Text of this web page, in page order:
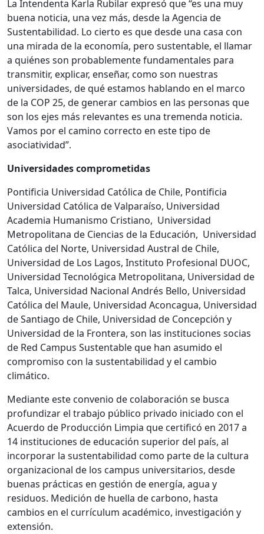
La Intendenta Karla Rubilar expresó que “es una muy
buena noticia, una vez más, desde la Agencia de
Sustentabilidad. Lo cierto es que desde una casa con
una mirada de la economía, pero sustentable, el llamar
a quiénes son probablemente fundamentales para
transmitir, explicar, enseñar, como son nuestras
universidades, de qué estamos hablando en el marco
de la COP 25, de generar cambios en las personas que
son los ejes más relevantes es una tremenda noticia.
Vamos por el camino correcto en este tipo de
asociatividad”.
Universidades comprometidas
Pontificia Universidad Católica de Chile, Pontificia
Universidad Católica de Valparaíso, Universidad
Academia Humanismo Cristiano, Universidad
Metropolitana de Ciencias de la Educación, Universidad
Católica del Norte, Universidad Austral de Chile,
Universidad de Los Lagos, Instituto Profesional DUOC,
Universidad Tecnológica Metropolitana, Universidad de
Talca, Universidad Nacional Andrés Bello, Universidad
Católica del Maule, Universidad Aconcagua, Universidad
de Santiago de Chile, Universidad de Concepción y
Universidad de la Frontera, son las instituciones socias
de Red Campus Sustentable que han asumido el
compromiso con la sustentabilidad y el cambio
climático.
Mediante este convenio de colaboración se busca
profundizar el trabajo público privado iniciado con el
Acuerdo de Producción Limpia que certificó en 2017 a
14 instituciones de educación superior del país, al
incorporar la sustentabilidad como parte de la cultura
organizacional de los campus universitarios, desde
buenas prácticas en gestión de energía, agua y
residuos. Medición de huella de carbono, hasta
cambios en el currículum académico, investigación y
extensión.